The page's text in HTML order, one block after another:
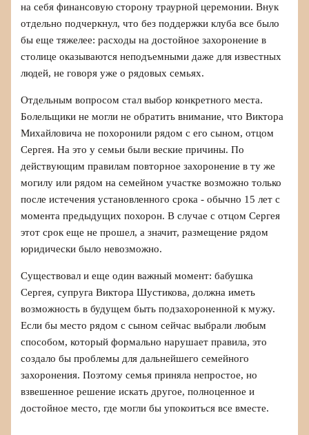
на себя финансовую сторону траурной церемонии. Внук
отдельно подчеркнул, что без поддержки клуба все было
бы еще тяжелее: расходы на достойное захоронение в
столице оказываются неподъемными даже для известных
людей, не говоря уже о рядовых семьях.
Отдельным вопросом стал выбор конкретного места.
Болельщики не могли не обратить внимание, что Виктора
Михайловича не похоронили рядом с его сыном, отцом
Сергея. На это у семьи были веские причины. По
действующим правилам повторное захоронение в ту же
могилу или рядом на семейном участке возможно только
после истечения установленного срока - обычно 15 лет с
момента предыдущих похорон. В случае с отцом Сергея
этот срок еще не прошел, а значит, размещение рядом
юридически было невозможно.
Существовал и еще один важный момент: бабушка
Сергея, супруга Виктора Шустикова, должна иметь
возможность в будущем быть подзахороненной к мужу.
Если бы место рядом с сыном сейчас выбрали любым
способом, который формально нарушает правила, это
создало бы проблемы для дальнейшего семейного
захоронения. Поэтому семья приняла непростое, но
взвешенное решение искать другое, полноценное и
достойное место, где могли бы упокоиться все вместе.